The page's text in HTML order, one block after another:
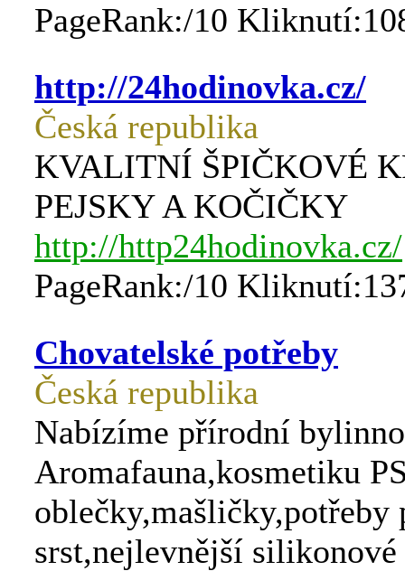
PageRank:/10
http://24hodinovka.cz/
Česká republika
KVALITNÍ ŠPIČKOVÉ
PEJSKY A KOČIČKY
http://http24hodinovka.cz/
PageRank:/10
Chovatelské potřeby
Česká republika
Nabízíme přírodní
Aromafauna,kosmetiku
oblečky,mašličky,potřeby
srst,nejlevnější